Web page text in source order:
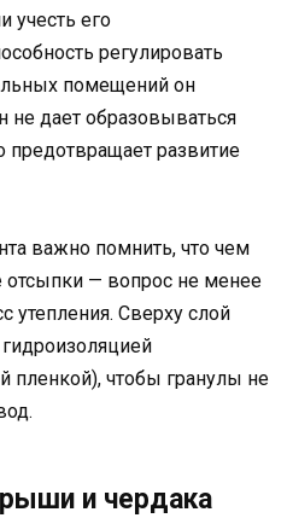
учесть его
регулировать
помещений он
не дает образовываться
предотвращает развитие
важно помнить, что чем
отсыпки — вопрос не менее
утепления. Сверху слой
пленкой), чтобы гранулы не
и чердака